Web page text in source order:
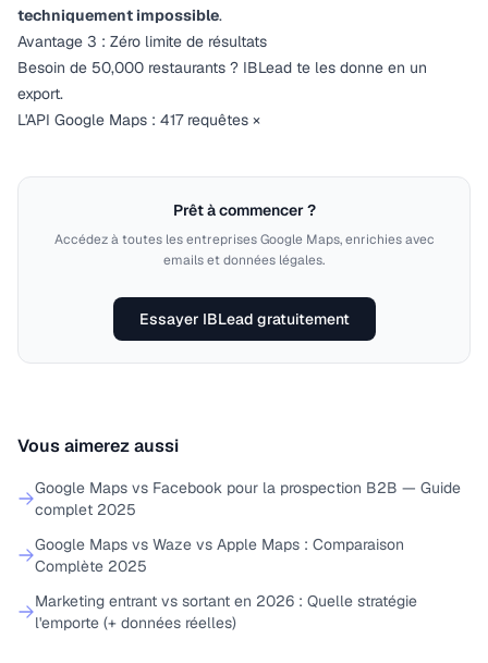
techniquement impossible.
Avantage 3 : Zéro limite de résultats
Besoin de 50,000 restaurants ? IBLead te les donne en un
export.
L'API Google Maps : 417 requêtes ×
Prêt à commencer ?
Accédez à toutes les entreprises Google Maps, enrichies avec
emails et données légales.
Essayer IBLead gratuitement
Vous aimerez aussi
Google Maps vs Facebook pour la prospection B2B — Guide
complet 2025
Google Maps vs Waze vs Apple Maps : Comparaison
Complète 2025
Marketing entrant vs sortant en 2026 : Quelle stratégie
l'emporte (+ données réelles)